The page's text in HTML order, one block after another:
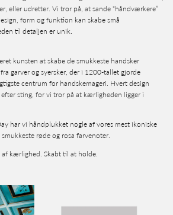
eller udretter. Vi tror på, at sande “håndværkere”
form og funktion kan skabe små
til detaljen er unik.
kunsten at skabe de smukkeste handsker
garver og syersker, der i 1200-tallet gjorde
centrum for handskemageri. Hvert design
efter sting, for vi tror på at kærligheden ligger i
har vi håndplukket nogle af vores mest ikoniske
røde og rosa farvenoter.
af kærlighed. Skabt til at holde.